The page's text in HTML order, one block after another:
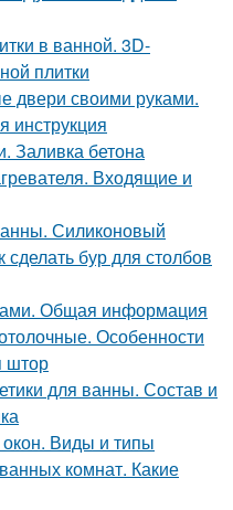
в ванной. 3D-
плитки
двери своими руками.
инструкция
Заливка бетона
Входящие и
Силиконовый
сделать бур для столбов
Общая информация
Особенности
штор
для ванны. Состав и
Виды и типы
комнат. Какие